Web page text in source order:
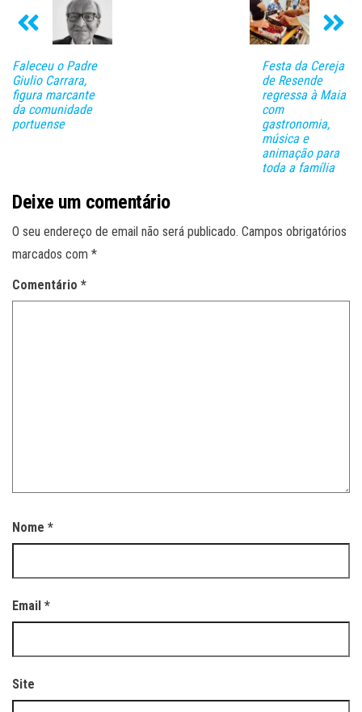
Faleceu o Padre
Giulio Carrara,
figura marcante
da comunidade
portuense
Festa da Cereja
de Resende
regressa à Maia
com
gastronomia,
música e
animação para
toda a família
Deixe um comentário
O seu endereço de email não será publicado. Campos obrigatórios
marcados com *
Comentário *
Nome *
Email *
Site